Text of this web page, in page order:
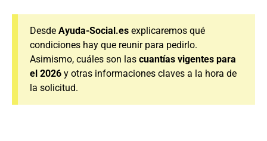
Desde Ayuda-Social.es explicaremos qué
condiciones hay que reunir para pedirlo.
Asimismo, cuáles son las cuantías vigentes para
el 2026 y otras informaciones claves a la hora de
la solicitud.